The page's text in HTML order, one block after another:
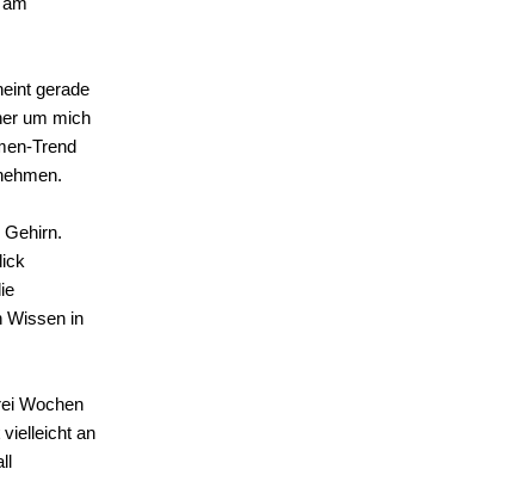
gerade
um mich
Trend
Wissen in
Wochen
an